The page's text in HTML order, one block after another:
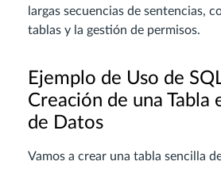
largas secuencias de sentencias,
tablas y la gestión de permisos.
Ejemplo de Uso de
Creación de una Tabla
de Datos
Vamos a crear una tabla sencilla